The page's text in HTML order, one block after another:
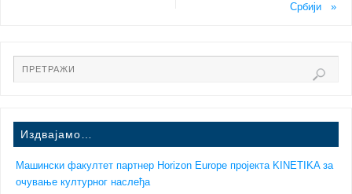
Србији»
Издвајамо…
Машински факултет партнер Horizon Europe пројекта KINETIKA за
очување културног наслеђа